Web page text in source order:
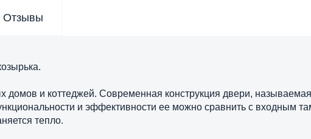
Отзывы
домов и коттеджей. Современная конструкция двери,
и эффективности ее можно сравнить с входным
тепло.